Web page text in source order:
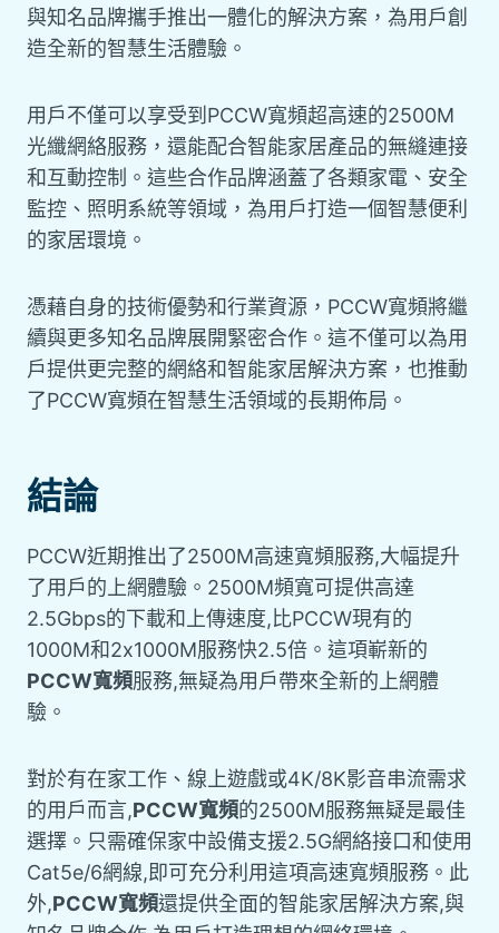
與知名品牌攜手推出一體化的解決方案，為用戶創
造全新的智慧生活體驗。
用戶不僅可以享受到PCCW寬頻超高速的2500M
光纖網絡服務，還能配合智能家居產品的無縫連接
和互動控制。這些合作品牌涵蓋了各類家電、安全
監控、照明系統等領域，為用戶打造一個智慧便利
的家居環境。
憑藉自身的技術優勢和行業資源，PCCW寬頻將繼
續與更多知名品牌展開緊密合作。這不僅可以為用
戶提供更完整的網絡和智能家居解決方案，也推動
了PCCW寬頻在智慧生活領域的長期佈局。
結論
PCCW近期推出了2500M高速寬頻服務,大幅提升
了用戶的上網體驗。2500M頻寬可提供高達
2.5Gbps的下載和上傳速度,比PCCW現有的
1000M和2x1000M服務快2.5倍。這項嶄新的
PCCW寬頻服務,無疑為用戶帶來全新的上網體
驗。
對於有在家工作、線上遊戲或4K/8K影音串流需求
的用戶而言,PCCW寬頻的2500M服務無疑是最佳
選擇。只需確保家中設備支援2.5G網絡接口和使用
Cat5e/6網線,即可充分利用這項高速寬頻服務。此
外,PCCW寬頻還提供全面的智能家居解決方案,與